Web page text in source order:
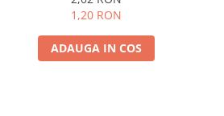
1,20 RON
ADAUGA IN COS